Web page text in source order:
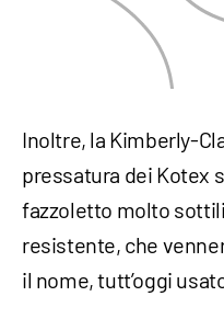
Inoltre, la Kimberly-
pressatura dei Kotex
fazzoletto molto
resistente, che
il nome, tutt’oggi